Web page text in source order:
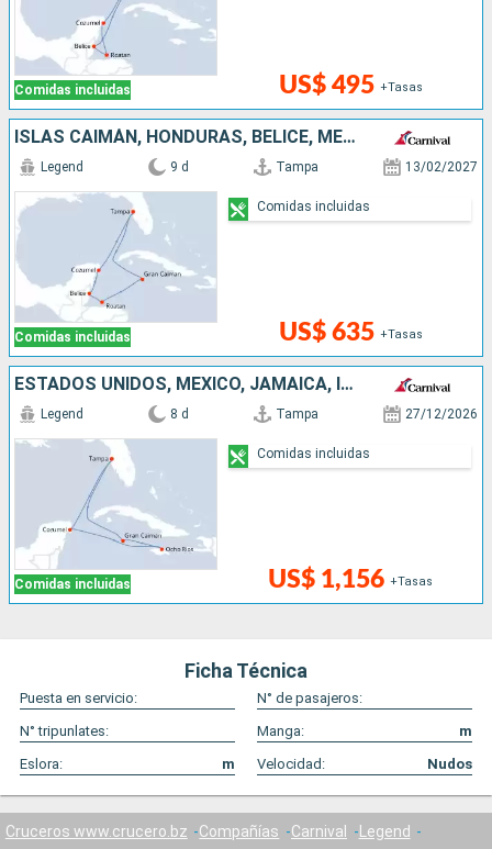
Comidas incluidas US$ 495 +Tasas
ISLAS CAIMÁN, HONDURAS, BELICE, MÉXICO, ESTADOS UNIDOS
Comidas incluidas
Legend 9 d Tampa 13/02/2027
US$ 635 +Tasas
Comidas incluidas
ESTADOS UNIDOS, MÉXICO, JAMAICA, ISLAS CAIMÁN
Comidas incluidas
Legend 8 d Tampa 27/12/2026
US$ 1,156 +Tasas
Comidas incluidas
Ficha Técnica
Puesta en servicio:
N° de pasajeros:
N° tripunlates:
Manga:
m
Eslora:
m Velocidad: Nudos
Cruceros www.crucero.bz Compañías Carnival
Legend